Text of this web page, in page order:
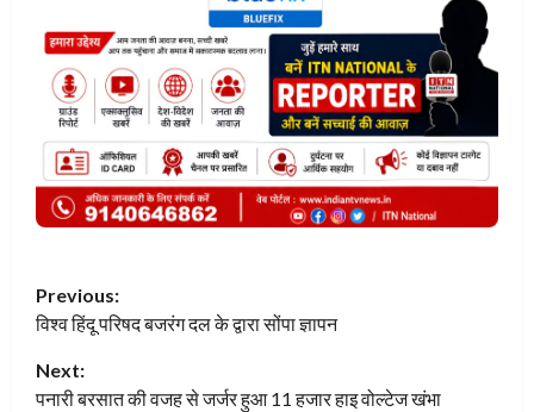
P
o
s
Previous:
विश्व हिंदू परिषद बजरंग दल के द्वारा सोंपा ज्ञापन
Next:
पनारी बरसात की वजह से जर्जर हुआ 11 हजार हाइ वोल्टेज खंभा